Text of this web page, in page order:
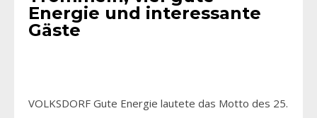
Energie und interessante
Gäste
VOLKSDORF Gute Energie lautete das Motto des 25.